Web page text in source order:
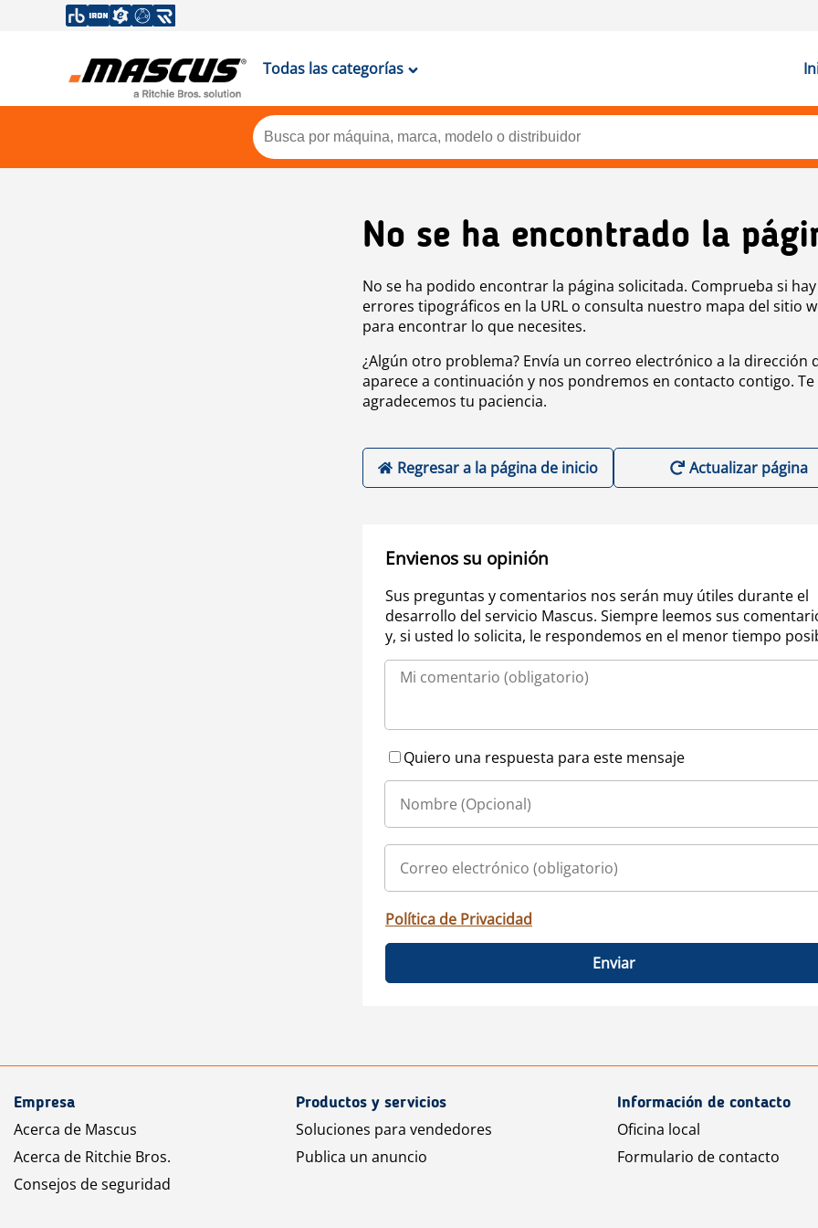
Todas las categorías
No se ha encontrado la
No se ha podido encontrar la página solicitada. Comprueba si hay
errores tipográficos en la URL o consulta nuestro mapa del sitio
para encontrar lo que necesites.
¿Algún otro problema? Envía un correo electrónico a la dirección
aparece a continuación y nos pondremos en contacto contigo. Te
agradecemos tu paciencia.
Regresar a la página de inicio Actualizar página
Envienos su opinión
Sus preguntas y comentarios nos serán muy útiles durante el
desarrollo del servicio Mascus. Siempre leemos sus
y, si usted lo solicita, le respondemos en el menor tiempo
Quiero una respuesta para este mensaje
Política de Privacidad
Enviar
Empresa
Acerca de Mascus
Acerca de Ritchie Bros.
Consejos de seguridad
Productos y servicios
Soluciones para vendedores
Publica un anuncio
Información de contacto
Oficina local
Formulario de contacto